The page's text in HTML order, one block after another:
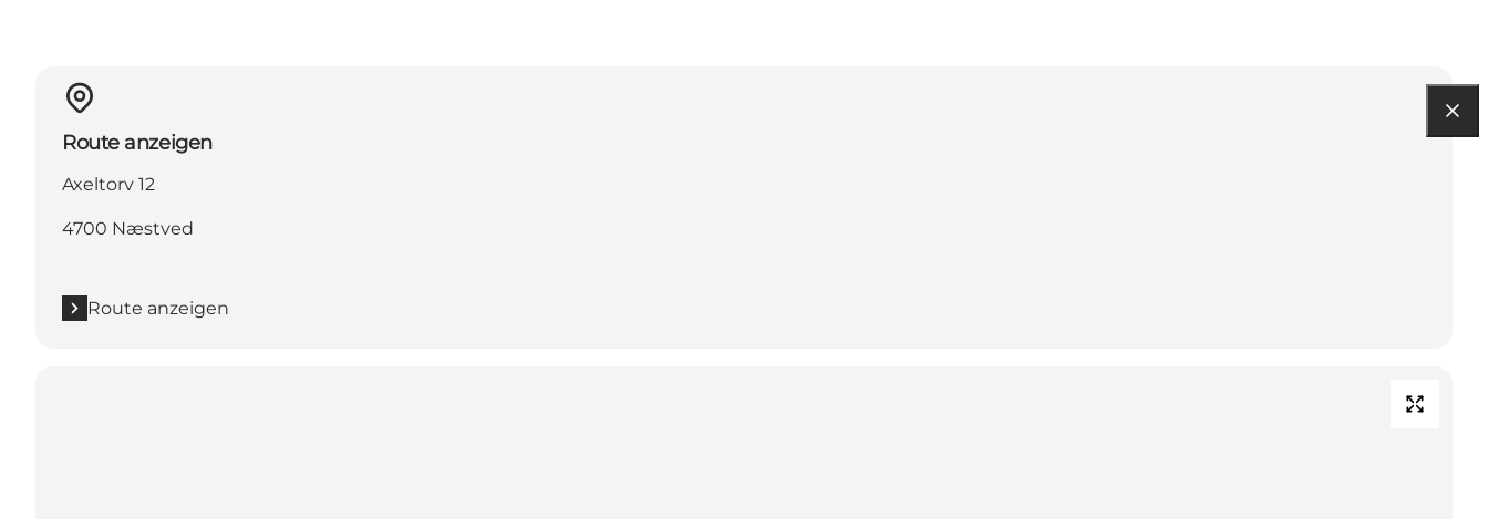
Route anzeigen
Axeltorv 12
4700 Næstved
Route anzeigen